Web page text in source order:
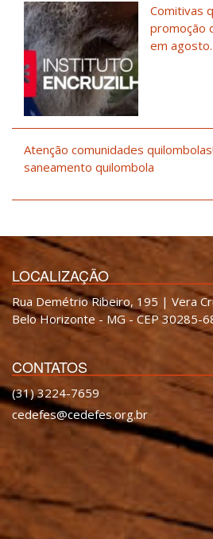
Comitivas
promoção
em
Atenção comunidades
saneamento quilombola
LOCALIZAÇÃO
Rua Demétrio Ribeiro, 195 | Vera
Belo Horizonte - MG - CEP 30285-
CONTATOS
(31) 3224-7659
cedefes@cedefes.org.br